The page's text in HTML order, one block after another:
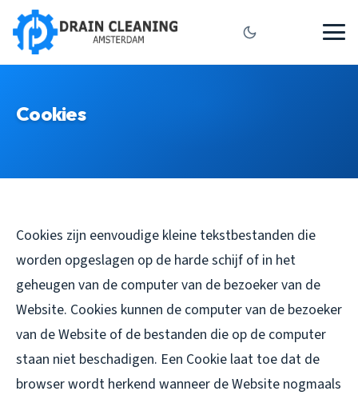
Cookies
Cookies zijn eenvoudige kleine tekstbestanden die
worden opgeslagen op de harde schijf of in het
geheugen van de computer van de bezoeker van de
Website. Cookies kunnen de computer van de bezoeker
van de Website of de bestanden die op de computer
staan niet beschadigen. Een Cookie laat toe dat de
browser wordt herkend wanneer de Website nogmaals